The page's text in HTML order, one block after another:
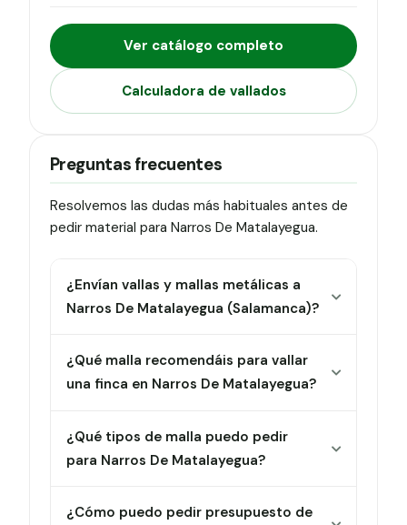
Ver catálogo completo
Calculadora de vallados
Preguntas frecuentes
Resolvemos las dudas más habituales antes de
pedir material para Narros De Matalayegua.
¿Envían vallas y mallas metálicas a
Narros De Matalayegua (Salamanca)?
¿Qué malla recomendáis para vallar
una finca en Narros De Matalayegua?
¿Qué tipos de malla puedo pedir
para Narros De Matalayegua?
¿Cómo puedo pedir presupuesto de